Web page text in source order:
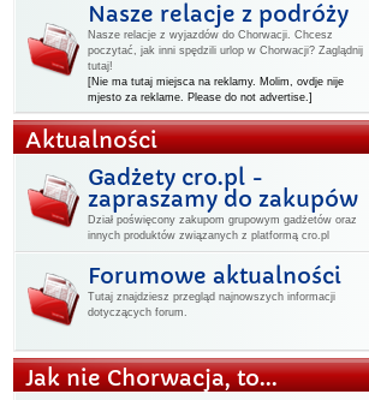
Nasze relacje z podróży
Nasze relacje z wyjazdów do Chorwacji. Chcesz
poczytać, jak inni spędzili urlop w Chorwacji? Zaglądnij
tutaj!
[Nie ma tutaj miejsca na reklamy. Molim, ovdje nije
mjesto za reklame. Please do not advertise.]
Aktualności
Gadżety cro.pl -
zapraszamy do zakupów
Dział poświęcony zakupom grupowym gadżetów oraz
innych produktów związanych z platformą cro.pl
Forumowe aktualności
Tutaj znajdziesz przegląd najnowszych informacji
dotyczących forum.
Jak nie Chorwacja, to...